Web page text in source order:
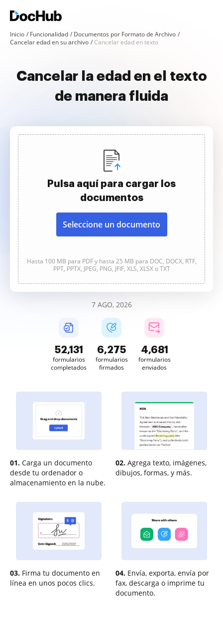
Inicio Funcionalidad
Documentos por Formato de Archivo
Cancelar edad en su archivo
Cancelar edad en texto
Cancelar la edad en el texto
de manera fluida
Pulsa aquí para cargar los
documentos
Seleccione un documento
Hasta 100 MB para PDF y hasta 25 MB para DOC, DOCX, RTF,
PPT, PPTX, JPEG, PNG, JFIF, XLS, XLSX o TXT
7 AGO, 2026
52,131
formularios
completados
6,275
formularios
firmados
4,681
formularios
enviados
01. Carga un documento
desde tu ordenador o
almacenamiento en la nube.
02. Agrega texto, imágenes,
dibujos, formas, y más.
03. Firma tu documento en
línea en unos pocos clics.
04. Envía, exporta, envía por
fax, descarga o imprime tu
documento.